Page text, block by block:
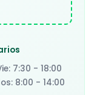
7:30 - 18:00
8:00 - 14:00